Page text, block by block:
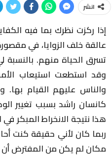
انشر
إذا ركزت نظرك بما فيه
عالقة خلف الزوايا، في
تسرق الحياة منهم. بالنسبة
وقد استطعت استيعاب
والناس عليهم القيام
كانسان راشد بسبب تغيير
ربما كان لأني حقيقة كنت
مكان لم يكن من المفترض